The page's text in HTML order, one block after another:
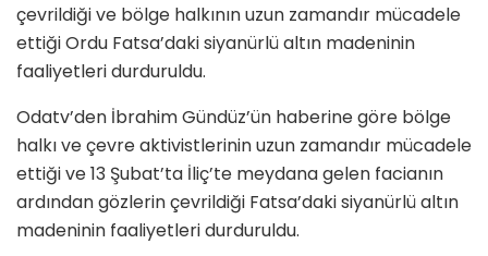
çevrildiği ve bölge halkının uzun zamandır mücadele
ettiği Ordu Fatsa’daki siyanürlü altın madeninin
faaliyetleri durduruldu.
Odatv’den İbrahim Gündüz’ün haberine göre bölge
halkı ve çevre aktivistlerinin uzun zamandır mücadele
ettiği ve 13 Şubat’ta İliç’te meydana gelen facianın
ardından gözlerin çevrildiği Fatsa’daki siyanürlü altın
madeninin faaliyetleri durduruldu.